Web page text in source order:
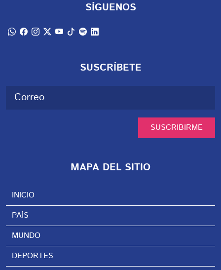
SÍGUENOS
SUSCRÍBETE
SUSCRIBIRME
MAPA DEL SITIO
INICIO
PAÍS
MUNDO
DEPORTES